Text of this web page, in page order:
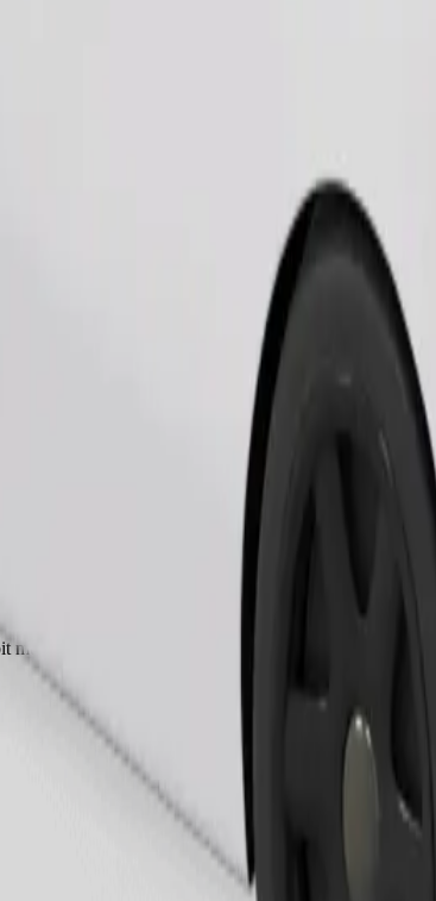
haiwan kecil perlukan sangkar, dan tempat